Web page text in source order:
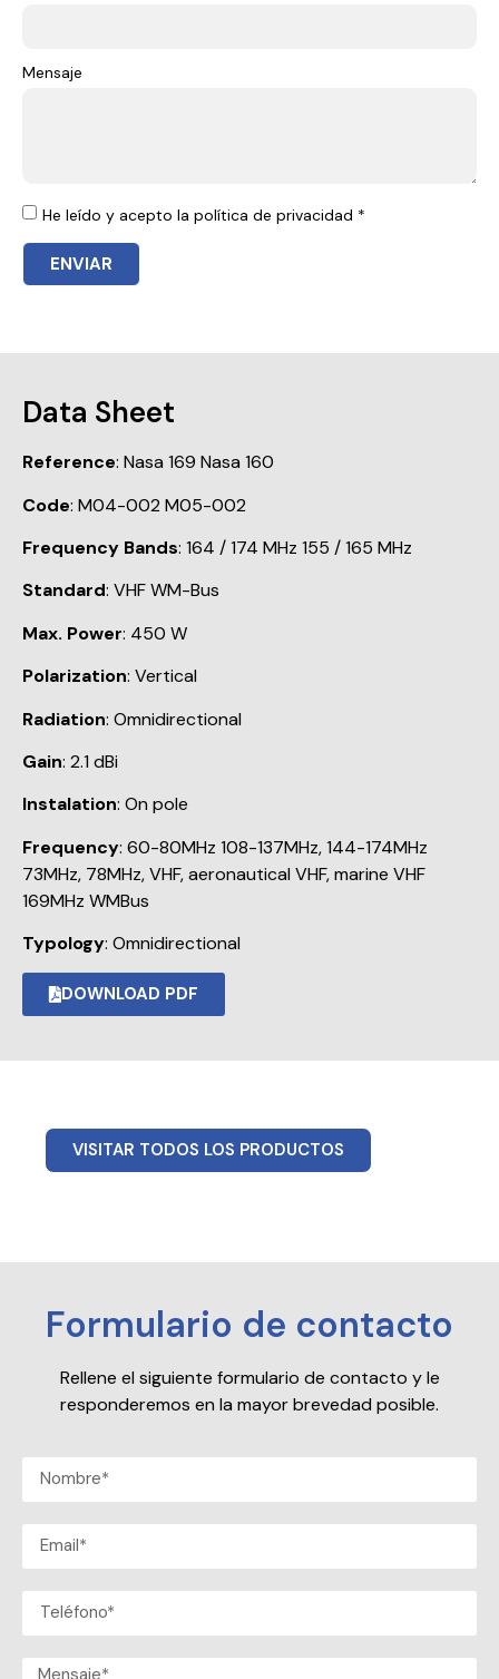
Mensaje
He leído y acepto la política de privacidad *
ENVIAR
Data Sheet
Reference: Nasa 169 Nasa 160
Code: M04-002 M05-002
Frequency Bands: 164 / 174 MHz 155 / 165 MHz
Standard: VHF WM-Bus
Max. Power: 450 W
Polarization: Vertical
Radiation: Omnidirectional
Gain: 2.1 dBi
Instalation: On pole
Frequency: 60-80MHz 108-137MHz, 144-174MHz
73MHz, 78MHz, VHF, aeronautical VHF, marine VHF
169MHz WMBus
Typology: Omnidirectional
DOWNLOAD PDF
VISITAR TODOS LOS PRODUCTOS
Formulario de contacto
Rellene el siguiente formulario de contacto y le
responderemos en la mayor brevedad posible.